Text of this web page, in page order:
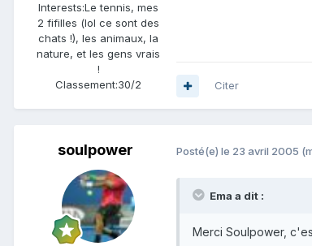
Interests:Le tennis, mes
2 fifilles (lol ce sont des
chats !), les animaux, la
nature, et les gens vrais
!
Classement:30/2 Citer
soulpower Posté(e) le 23 avril 2005
Ema a dit :
Merci Soulpower,